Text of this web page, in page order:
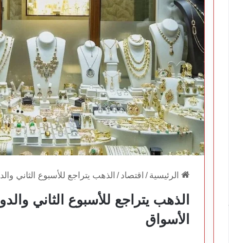
الرئيسية / اقتصاد / الذهب يتراجع للأسبوع الثاني
الذهب يتراجع للأسبوع الثاني
الأسواق